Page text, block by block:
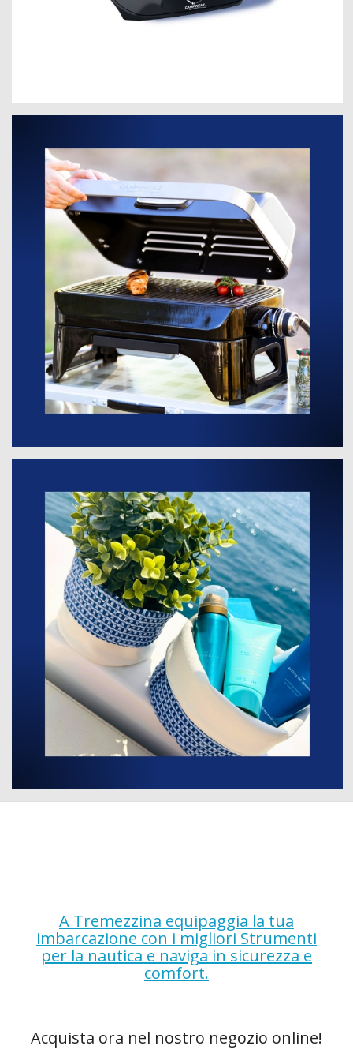
A Tremezzina equipaggia la tua
imbarcazione con i migliori Strumenti
per la nautica e naviga in sicurezza e
comfort.
Acquista ora nel nostro negozio online!